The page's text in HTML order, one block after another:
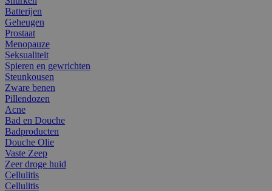
Batterijen
Geheugen
Prostaat
Menopauze
Seksualiteit
Spieren en gewrichten
Steunkousen
Zware benen
Pillendozen
Acne
Bad en Douche
Badproducten
Douche Olie
Vaste Zeep
Zeer droge huid
Cellulitis
Cellulitis